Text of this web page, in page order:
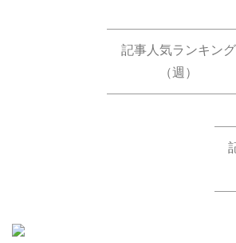
記事人気ランキング
（週）